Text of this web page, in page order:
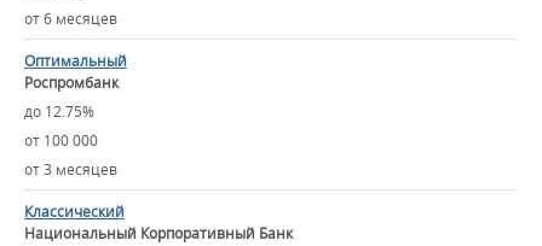
от 6 месяцев
Оптимальный
Роспромбанк
до 12.75%
от 100 000
от 3 месяцев
Классический
Национальный Корпоративный Банк